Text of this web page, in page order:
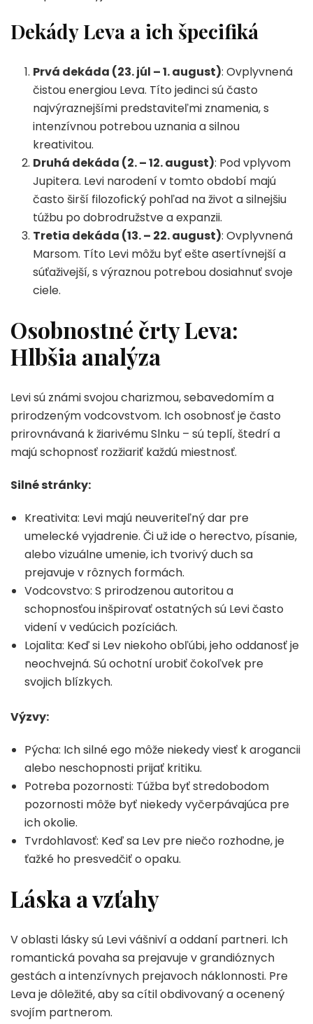
Dekády Leva a ich špecifiká
Prvá dekáda (23. júl – 1. august): Ovplyvnená
čistou energiou Leva. Títo jedinci sú často
najvýraznejšími predstaviteľmi znamenia, s
intenzívnou potrebou uznania a silnou
kreativitou.
Druhá dekáda (2. – 12. august): Pod vplyvom
Jupitera. Levi narodení v tomto období majú
často širší filozofický pohľad na život a silnejšiu
túžbu po dobrodružstve a expanzii.
Tretia dekáda (13. – 22. august): Ovplyvnená
Marsom. Títo Levi môžu byť ešte asertívnejší a
súťaživejší, s výraznou potrebou dosiahnuť svoje
ciele.
Osobnostné črty Leva:
Hlbšia analýza
Levi sú známi svojou charizmou, sebavedomím a
prirodzeným vodcovstvom. Ich osobnosť je často
prirovnávaná k žiarivému Slnku – sú teplí, štedrí a
majú schopnosť rozžiariť každú miestnosť.
Silné stránky:
Kreativita: Levi majú neuveriteľný dar pre
umelecké vyjadrenie. Či už ide o herectvo, písanie,
alebo vizuálne umenie, ich tvorivý duch sa
prejavuje v rôznych formách.
Vodcovstvo: S prirodzenou autoritou a
schopnosťou inšpirovať ostatných sú Levi často
videní v vedúcich pozíciách.
Lojalita: Keď si Lev niekoho obľúbi, jeho oddanosť je
neochvejná. Sú ochotní urobiť čokoľvek pre
svojich blízkych.
Výzvy:
Pýcha: Ich silné ego môže niekedy viesť k arogancii
alebo neschopnosti prijať kritiku.
Potreba pozornosti: Túžba byť stredobodom
pozornosti môže byť niekedy vyčerpávajúca pre
ich okolie.
Tvrdohlavosť: Keď sa Lev pre niečo rozhodne, je
ťažké ho presvedčiť o opaku.
Láska a vzťahy
V oblasti lásky sú Levi vášniví a oddaní partneri. Ich
romantická povaha sa prejavuje v grandióznych
gestách a intenzívnych prejavoch náklonnosti. Pre
Leva je dôležité, aby sa cítil obdivovaný a ocenený
svojím partnerom.